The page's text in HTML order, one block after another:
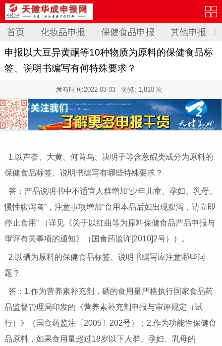
首页 化妆品申报 保健食品申报 其他申报
申报以大豆异黄酮等10种物质为原料的保健食品标
签、说明书编写有何特殊要求？
发布时间:2022-03-03 浏览: 1,810 次
1.以芦荟、大黄、何首乌、决明子等含蒽醌类成分为原料的
保健食品标签、说明书编写有哪些特殊要求？
答：产品说明书中不适宜人群增加“少年儿童、孕妇、乳母、
慢性腹泻者”，注意事项增加“食用本品后如出现腹泻，请立即
停止食用” （详见《关于以红曲等为原料保健食品产品申报与
审评有关事项的通知》（国食药监许[2010]2号））。
2.以硒为原料的保健食品标签、说明书编写应注意哪些问
题？
答：1.作为营养素补充剂，硒的食用量严格执行国家食品药
品监督管理局印发的《营养素补充剂申报与审评规定（试
行）》（国食药监注〔2005〕202号）；2.作为功能性保健食
品原料，如果食用量超过18岁以下人群、孕妇、乳母的